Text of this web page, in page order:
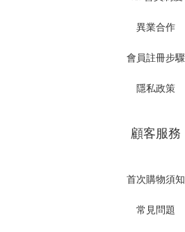
異業合作
會員註冊步驟
隱私政策
顧客服務
首次購物須知
常見問題